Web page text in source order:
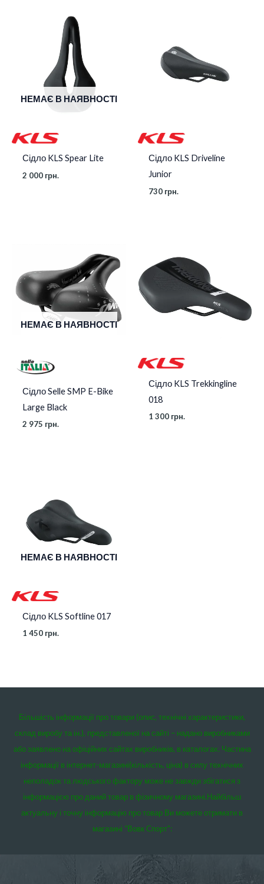
НЕМАЄ В НАЯВНОСТІ
Сідло KLS Spear Lite
2 000 грн.
Сідло KLS Driveline
Junior
730 грн.
НЕМАЄ В НАЯВНОСТІ
Сідло Selle SMP E-Bike
Large Black
2 975 грн.
Сідло KLS Trekkingline
018
1 300 грн.
НЕМАЄ В НАЯВНОСТІ
Сідло KLS Softline 017
1 450 грн.
Більшість інформації про товари (опис, технічні характеристики,
склад виробу та ін.), представленої на сайті – надано виробниками
або заявлено на офіційних сайтах виробників, в каталогах. Частина
інформації в інтернет-магазині(кількість, ціна) в силу технічних
неполадок та людського фактору може не завжди збігатися з
інформацією про даний товар в фізичному магазині.Найбільш
актуальну і точну інформацію про товар Ви можете отримати в
магазині “Вовк Спорт”: